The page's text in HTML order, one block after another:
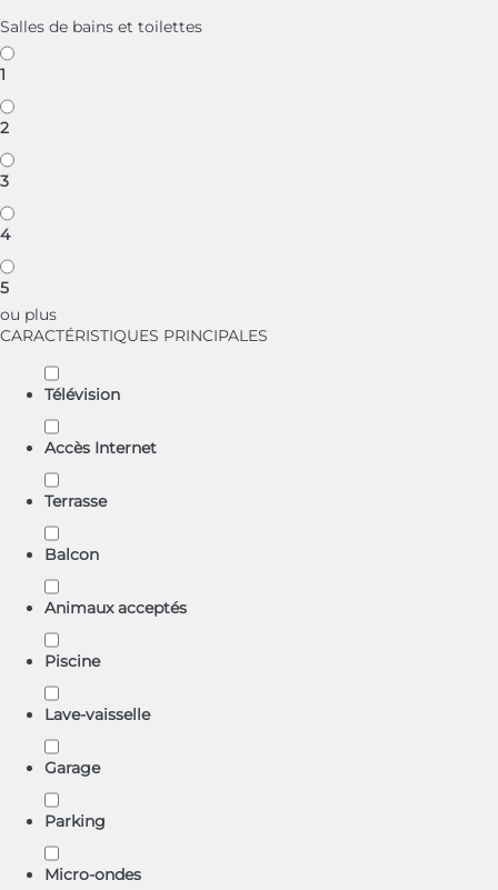
Salles de bains et toilettes
1
2
3
4
5
ou plus
CARACTÉRISTIQUES PRINCIPALES
Télévision
Accès Internet
Terrasse
Balcon
Animaux acceptés
Piscine
Lave-vaisselle
Garage
Parking
Micro-ondes